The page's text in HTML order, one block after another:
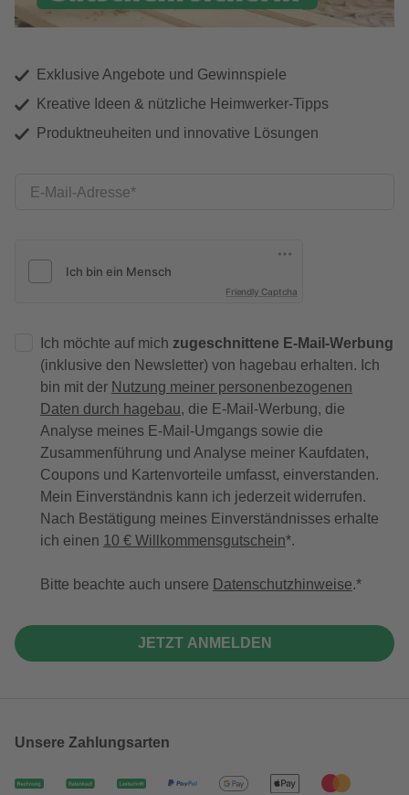
Exklusive Angebote und Gewinnspiele
Kreative Ideen & nützliche Heimwerker-Tipps
Produktneuheiten und innovative Lösungen
E-Mail-Adresse
Friendly Captcha
Ich möchte auf mich zugeschnittene E-Mail-Werbung
(inklusive den Newsletter) von hagebau erhalten. Ich
bin mit der Nutzung meiner personenbezogenen
Daten durch hagebau, die E-Mail-Werbung, die
Analyse meines E-Mail-Umgangs sowie die
Zusammenführung und Analyse meiner Kaufdaten,
Coupons und Kartenvorteile umfasst, einverstanden.
Mein Einverständnis kann ich jederzeit widerrufen.
Nach Bestätigung meines Einverständnisses erhalte
ich einen 10 € Willkommensgutschein*.
Bitte beachte auch unsere Datenschutzhinweise.
JETZT ANMELDEN
Unsere Zahlungsarten